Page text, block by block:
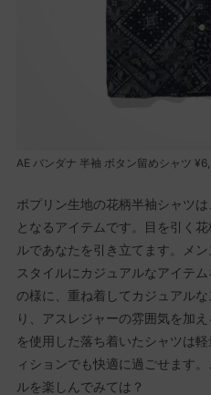
AE バンダナ 半袖 ボタン留めシャツ
ポプリン生地の花柄半袖シャツ
となるアイテムです。目を引く
ルであなたを引き立てます。メ
スタイルにカジュアルなアイテ
の様に、重ね着してカジュアル
り、アスレジャーの雰囲気を加
を使用した落ち着いたシャツは
ィションでも快適に過ごせます
ルを楽しんでみては？